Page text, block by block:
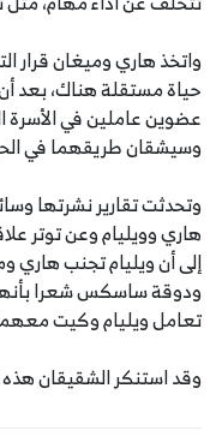
واتخذ هاري وميغان قرار
حياة مستقلة هناك، بعد
عضوين عاملين في الأسرة
وسيشقان طريقهما في
وتحدثت تقارير نشرتها
هاري وويليام وعن توتر
إلى أن ويليام تجنب
ودوقة ساسكس شعرا
تعامل ويليام وكيت
وقد استنكر الشقيقان هذه